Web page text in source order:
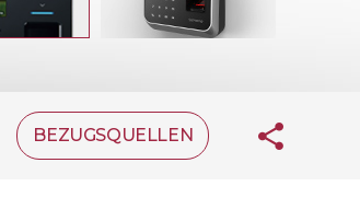
BEZUGSQUELLEN